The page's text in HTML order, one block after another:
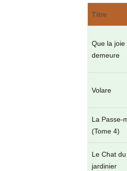
Titre
Que la joie
demeure
Volare
La Passe-
(Tome 4)
Le Chat du
jardinier